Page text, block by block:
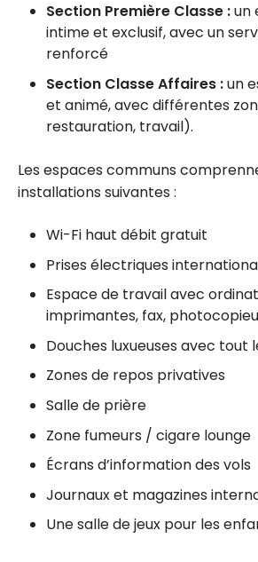
Section Première Classe :un
intime et exclusif, avec un
renforcé
Section Classe Affaires :un
et animé, avec différentes
restauration, travail).
Les espaces communs
installations suivantes :
Wi-Fi haut débit gratuit
Prises électriques
Espace de travail avec
imprimantes, fax,
Douches luxueuses avec tout
Zones de repos privatives
Salle de prière
Zone fumeurs / cigare lounge
Écrans d’information des vols
Journaux et magazines
Une salle de jeux pour les